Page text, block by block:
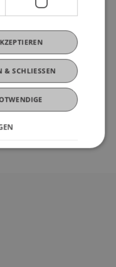
Entwurf 30 %
Liechtenstein
60 %
Liechtenstein
SCHLIESSEN